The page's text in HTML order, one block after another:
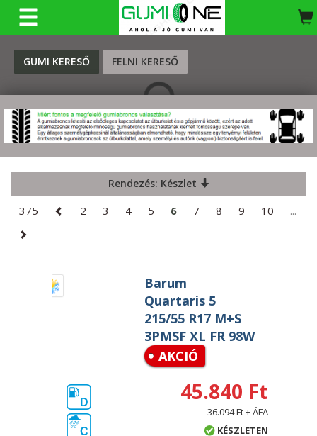
GUMI KERESŐ FELNI KERESŐ
KERESÉS
Rendezés: Készlet
375 2 3 4 5 6 7 8 9 10 ...
Barum
Quartaris 5
215/55 R17 M+S
3PMSF XL FR 98W
AKCIÓ
D
C
45.840 Ft
36.094 Ft + ÁFA
KÉSZLETEN